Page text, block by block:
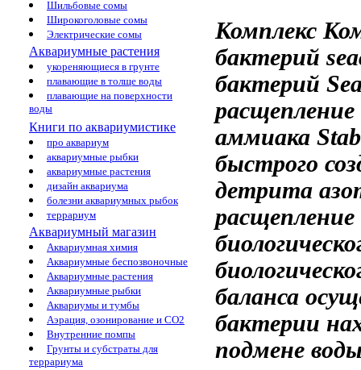
Шильбовые сомы
Широкоголовые сомы
Электрические сомы
Аквариумные растения
укореняющиеся в грунте
плавающие в толще воды
плавающие на поверхности
воды
Книги по аквариумистике
про аквариум
аквариумные рыбки
аквариумные растения
дизайн аквариума
болезни аквариумных рыбок
террариум
Аквариумный магазин
Аквариумная химия
Аквариумные беспозвоночные
Аквариумные растения
Аквариумные рыбки
Аквариумы и тумбы
Аэрация, озонирование и CO2
Внутренние помпы
Грунты и субстраты для
террариума
Комплекс
бактерий
бактерий
аммиака
быстрого
детрита
расщепление
баланса
бактерии
подмене